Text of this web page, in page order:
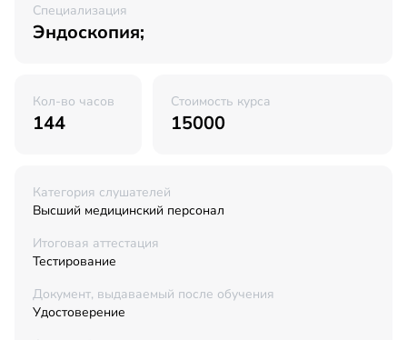
Специализация
Эндоскопия;
Кол-во часов
144
Стоимость курса
15000
Категория слушателей
Высший медицинский персонал
Итоговая аттестация
Тестирование
Документ, выдаваемый после обучения
Удостоверение